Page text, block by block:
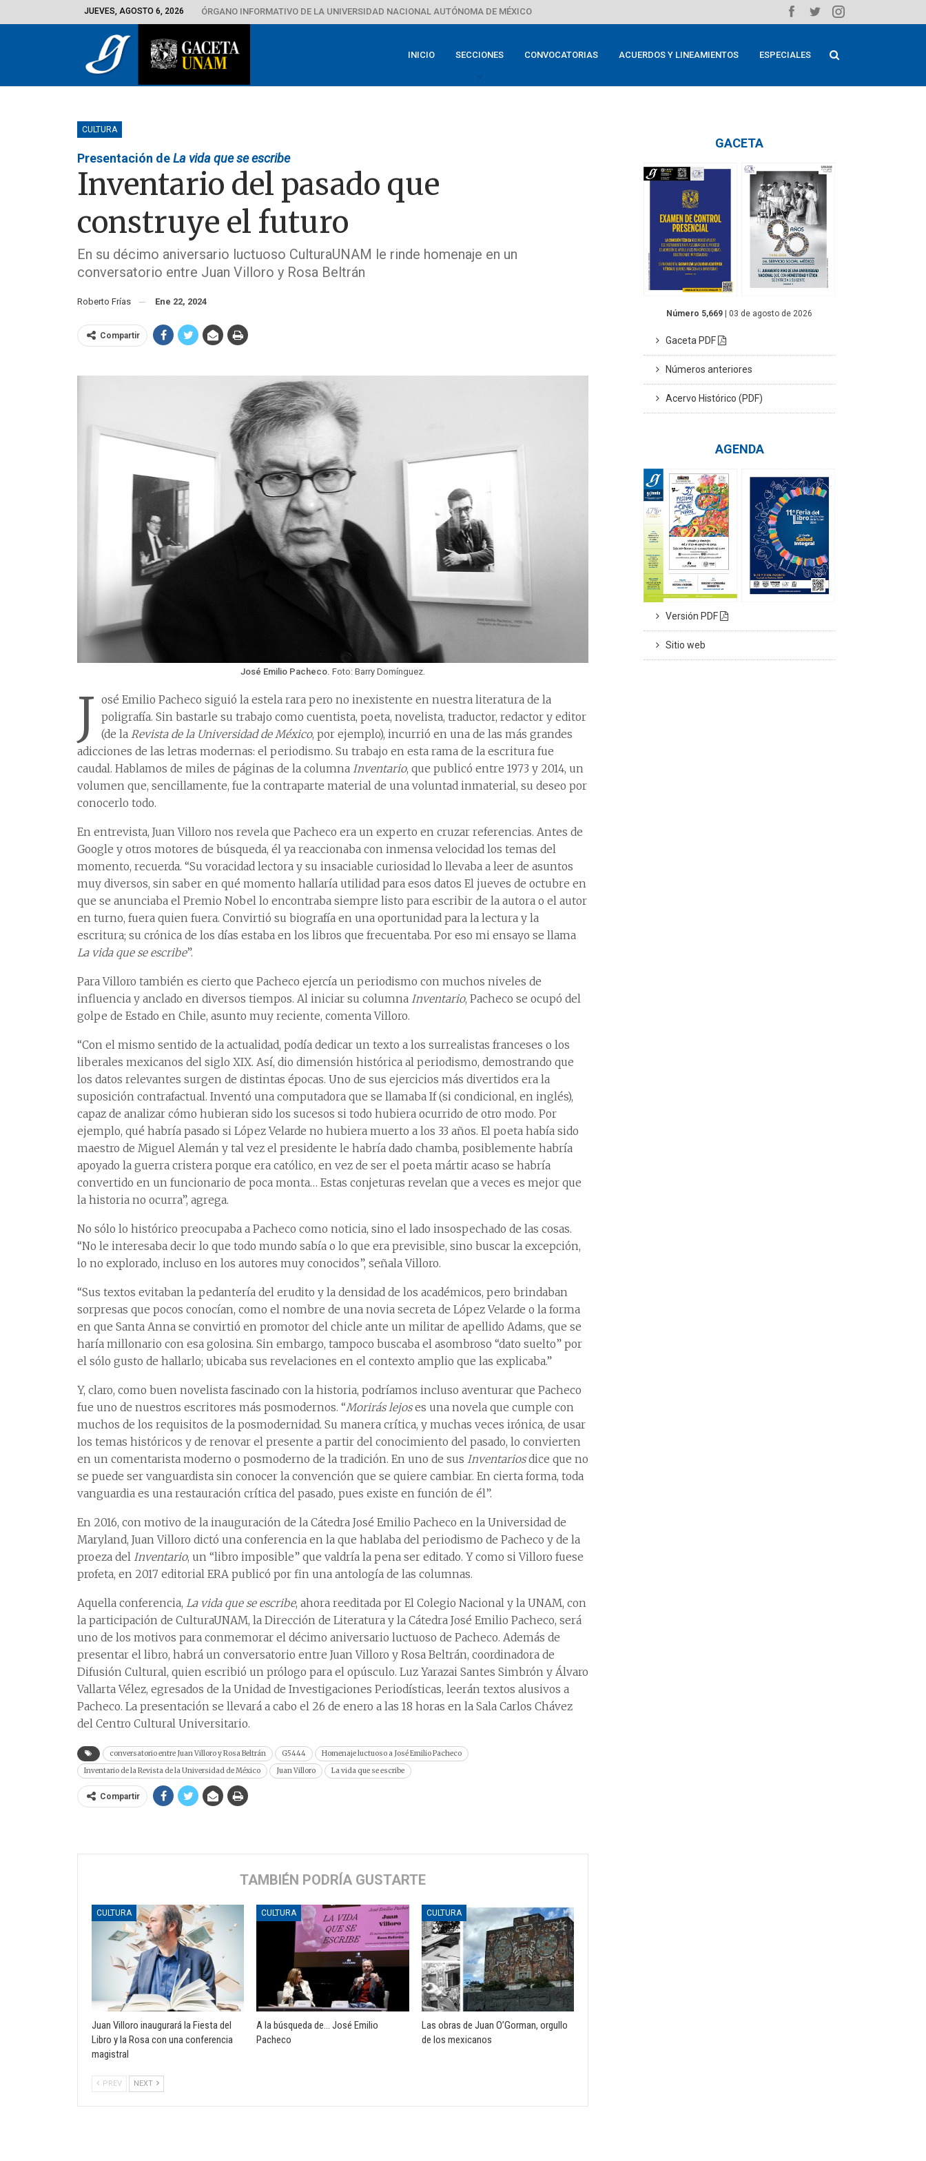
JUEVES, AGOSTO 6, 2026 ÓRGANO INFORMATIVO DE LA UNIVERSIDAD NACIONAL AUTÓNOMA DE MÉXICO
INICIO SECCIONES CONVOCATORIAS ACUERDOS Y LINEAMIENTOS ESPECIALES
CULTURA
Presentación deLa vida que se escribe
Inventario del pasado que
construye el futuro
En su décimo aniversario luctuoso CulturaUNAM le rinde homenaje en un
conversatorio entre Juan Villoro y Rosa Beltrán
Roberto Frías Ene 22, 2024
Compartir
José Emilio Pacheco.Foto: Barry Domínguez.
J osé Emilio Pacheco siguió la estela rara pero no inexistente en nuestra literatura de la
poligrafía. Sin bastarle su trabajo como cuentista, poeta, novelista, traductor, redactor y editor
(de la Revista de la Universidad de México, por ejemplo), incurrió en una de las más grandes
adicciones de las letras modernas: el periodismo. Su trabajo en esta rama de la escritura fue
caudal. Hablamos de miles de páginas de la columna Inventario, que publicó entre 1973 y 2014, un
volumen que, sencillamente, fue la contraparte material de una voluntad inmaterial, su deseo por
conocerlo todo.
En entrevista, Juan Villoro nos revela que Pacheco era un experto en cruzar referencias. Antes de
Google y otros motores de búsqueda, él ya reaccionaba con inmensa velocidad los temas del
momento, recuerda. “Su voracidad lectora y su insaciable curiosidad lo llevaba a leer de asuntos
muy diversos, sin saber en qué momento hallaría utilidad para esos datos El jueves de octubre en
que se anunciaba el Premio Nobel lo encontraba siempre listo para escribir de la autora o el autor
en turno, fuera quien fuera. Convirtió su biografía en una oportunidad para la lectura y la
escritura; su crónica de los días estaba en los libros que frecuentaba. Por eso mi ensayo se llama
La vida que se escribe”.
Para Villoro también es cierto que Pacheco ejercía un periodismo con muchos niveles de
influencia y anclado en diversos tiempos. Al iniciar su columna Inventario, Pacheco se ocupó del
golpe de Estado en Chile, asunto muy reciente, comenta Villoro.
“Con el mismo sentido de la actualidad, podía dedicar un texto a los surrealistas franceses o los
liberales mexicanos del siglo XIX. Así, dio dimensión histórica al periodismo, demostrando que
los datos relevantes surgen de distintas épocas. Uno de sus ejercicios más divertidos era la
suposición contrafactual. Inventó una computadora que se llamaba If (si condicional, en inglés),
capaz de analizar cómo hubieran sido los sucesos si todo hubiera ocurrido de otro modo. Por
ejemplo, qué habría pasado si López Velarde no hubiera muerto a los 33 años. El poeta había sido
maestro de Miguel Alemán y tal vez el presidente le habría dado chamba, posiblemente habría
apoyado la guerra cristera porque era católico, en vez de ser el poeta mártir acaso se habría
convertido en un funcionario de poca monta… Estas conjeturas revelan que a veces es mejor que
la historia no ocurra”, agrega.
No sólo lo histórico preocupaba a Pacheco como noticia, sino el lado insospechado de las cosas.
“No le interesaba decir lo que todo mundo sabía o lo que era previsible, sino buscar la excepción,
lo no explorado, incluso en los autores muy conocidos”, señala Villoro.
“Sus textos evitaban la pedantería del erudito y la densidad de los académicos, pero brindaban
sorpresas que pocos conocían, como el nombre de una novia secreta de López Velarde o la forma
en que Santa Anna se convirtió en promotor del chicle ante un militar de apellido Adams, que se
haría millonario con esa golosina. Sin embargo, tampoco buscaba el asombroso “dato suelto” por
el sólo gusto de hallarlo; ubicaba sus revelaciones en el contexto amplio que las explicaba.”
Y, claro, como buen novelista fascinado con la historia, podríamos incluso aventurar que Pacheco
fue uno de nuestros escritores más posmodernos. “Morirás lejoses una novela que cumple con
muchos de los requisitos de la posmodernidad. Su manera crítica, y muchas veces irónica, de usar
los temas históricos y de renovar el presente a partir del conocimiento del pasado, lo convierten
en un comentarista moderno o posmoderno de la tradición. En uno de sus Inventariosdice que no
se puede ser vanguardista sin conocer la convención que se quiere cambiar. En cierta forma, toda
vanguardia es una restauración crítica del pasado, pues existe en función de él”.
En 2016, con motivo de la inauguración de la Cátedra José Emilio Pacheco en la Universidad de
Maryland, Juan Villoro dictó una conferencia en la que hablaba del periodismo de Pacheco y de la
proeza del Inventario, un “libro imposible” que valdría la pena ser editado. Y como si Villoro fuese
profeta, en 2017 editorial ERA publicó por fin una antología de las columnas.
Aquella conferencia, La vida que se escribe, ahora reeditada por El Colegio Nacional y la UNAM, con
la participación de CulturaUNAM, la Dirección de Literatura y la Cátedra José Emilio Pacheco, será
uno de los motivos para conmemorar el décimo aniversario luctuoso de Pacheco. Además de
presentar el libro, habrá un conversatorio entre Juan Villoro y Rosa Beltrán, coordinadora de
Difusión Cultural, quien escribió un prólogo para el opúsculo. Luz Yarazai Santes Simbrón y Álvaro
Vallarta Vélez, egresados de la Unidad de Investigaciones Periodísticas, leerán textos alusivos a
Pacheco. La presentación se llevará a cabo el 26 de enero a las 18 horas en la Sala Carlos Chávez
del Centro Cultural Universitario.
conversatorio entre Juan Villoro y Rosa Beltrán G5444
Homenaje luctuoso a José Emilio Pacheco
Inventario de la Revista de la Universidad de México
Juan Villoro La vida que se escribe
Compartir
TAMBIÉN PODRÍA GUSTARTE
CULTURA
Juan Villoro inaugurará la Fiesta del
Libro y la Rosa con una conferencia
magistral
CULTURA
A la búsqueda de… José Emilio
Pacheco
CULTURA
Las obras de Juan O’Gorman, orgullo
de los mexicanos
PREV NEXT
GACETA
Número 5,669 | 03 de agosto de 2026
Gaceta PDF
Números anteriores
Acervo Histórico (PDF)
AGENDA
Versión PDF
Sitio web